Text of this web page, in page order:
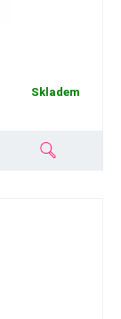
Skladem